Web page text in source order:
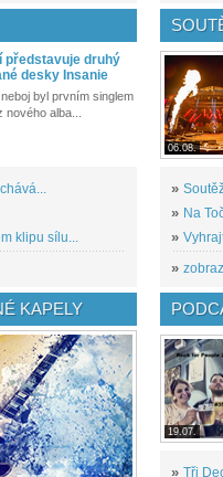
představuje druhý
desky Insanie
byl prvním singlem
alba...
klipu sílu...
06.08.
»
» Na
»
»
KAPELY
19.07.
» Tři